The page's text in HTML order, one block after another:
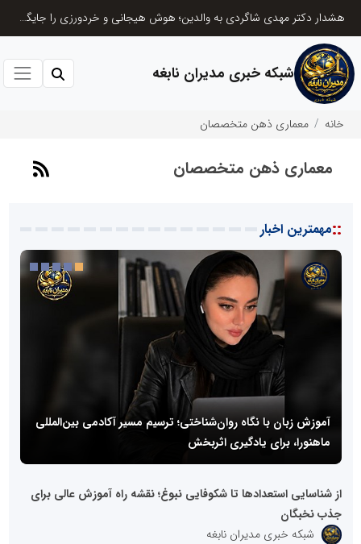
شبکه خبری مدیران نابغه
خانه معماری ذهن متخصصان
معماری ذهن متخصصان
::مهمترین اخبار
آموزش زبان با نگاه روان‌شناختی؛ ترسیم مسیر آکادمی بین‌المللی
ماهنورا، برای یادگیری اثربخش
فروشندگان نابغه چگونه صحبت می‌کنند؟
از شناسایی استعدادها تا شکوفایی نبوغ؛ نقشه راه آموزش عالی برای
جذب نخبگان
شبکه خبری مدیران نابغه